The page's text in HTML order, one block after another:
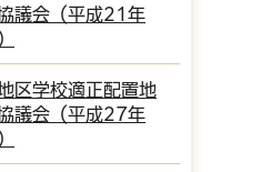
議会（平成21年
区学校適正配置地
議会（平成27年